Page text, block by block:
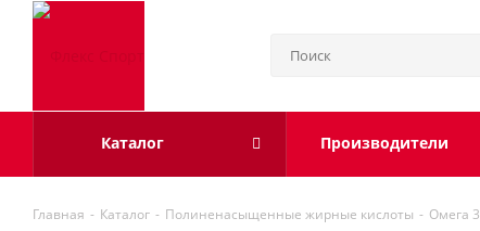
Каталог Производители
Главная - Каталог - Полиненасыщенные жирные кислоты - Омега 3